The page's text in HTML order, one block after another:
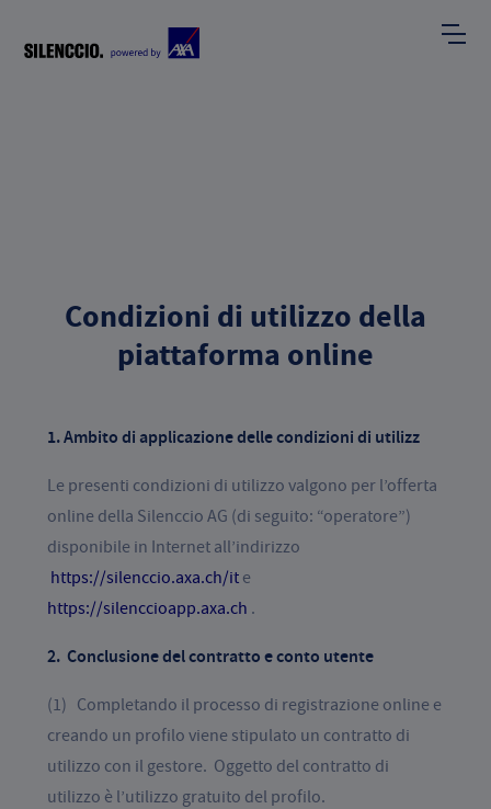
Condizioni di utilizzo della
piattaforma online
1. Ambito di applicazione delle condizioni di utilizz
Le presenti condizioni di utilizzo valgono per l’offerta
online della Silenccio AG (di seguito: “operatore”)
disponibile in Internet all’indirizzo
https://silenccio.axa.ch/it e
https://silenccioapp.axa.ch .
2. Conclusione del contratto e conto utente
(1) Completando il processo di registrazione online e
creando un profilo viene stipulato un contratto di
utilizzo con il gestore. Oggetto del contratto di
utilizzo è l’utilizzo gratuito del profilo.